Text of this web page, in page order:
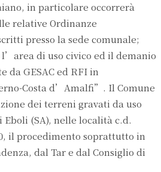
in particolare occorrerà
relative Ordinanze
presso la sede comunale;
di uso civico ed il demanio
GESAC ed RFI in
Costa d’Amalfi”. Il Comune
dei terreni gravati da uso
(SA), nelle località c.d.
il procedimento soprattutto in
dal Tar e dal Consiglio di